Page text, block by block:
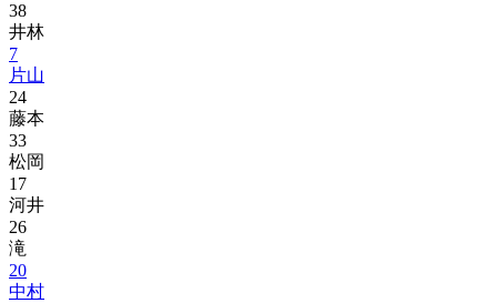
38
井林
7
片山
24
藤本
33
松岡
17
河井
26
滝
20
中村